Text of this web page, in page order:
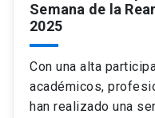
Semana de la
2025
Con una alta
académicos,
han realizado una